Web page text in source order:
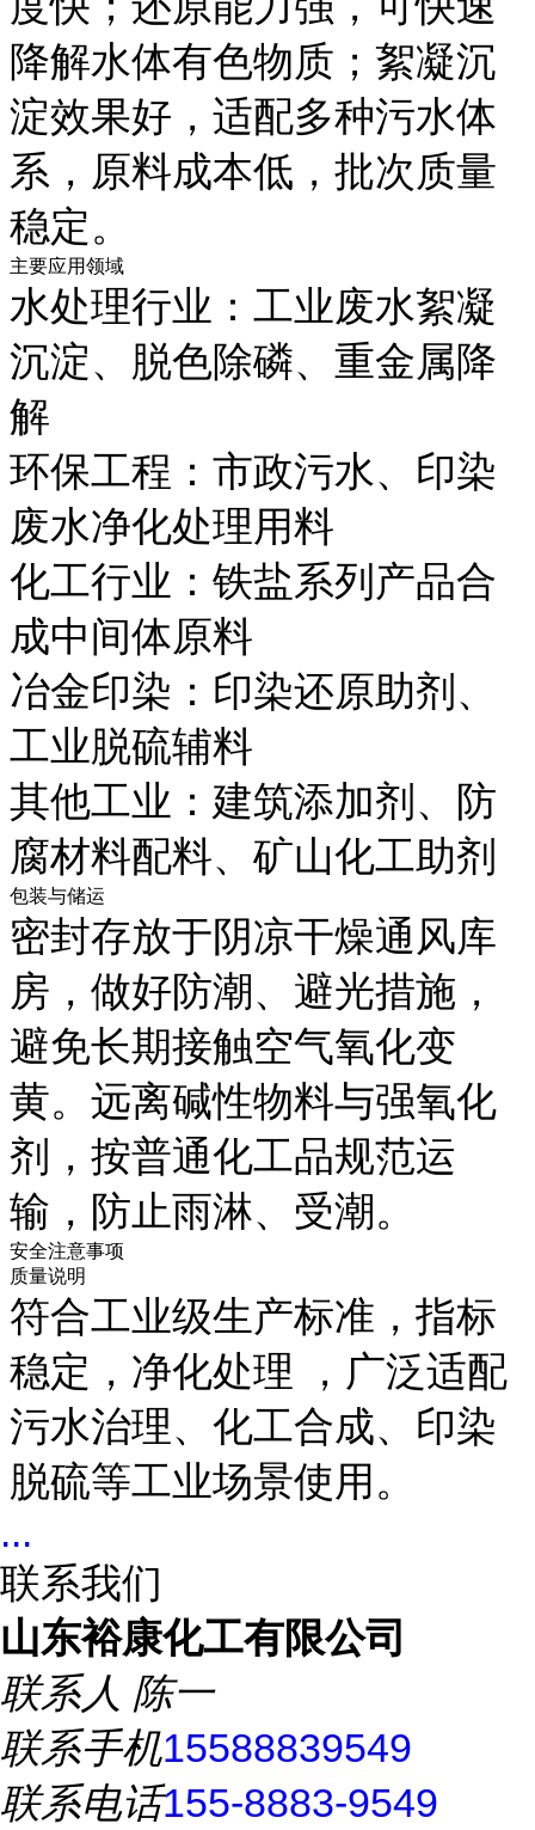
降解水体有色物质；絮凝沉
淀效果好，适配多种污水体
系，原料成本低，批次质量
稳定。
主要应用领域
水处理行业：工业废水絮凝
沉淀、脱色除磷、重金属降
解
环保工程：市政污水、印染
废水净化处理用料
化工行业：铁盐系列产品合
成中间体原料
冶金印染：印染还原助剂、
工业脱硫辅料
其他工业：建筑添加剂、防
腐材料配料、矿山化工助剂
包装与储运
密封存放于阴凉干燥通风库
房，做好防潮、避光措施，
避免长期接触空气氧化变
黄。远离碱性物料与强氧化
剂，按普通化工品规范运
输，防止雨淋、受潮。
安全注意事项
质量说明
符合工业级生产标准，指标
稳定，净化处理 ，广泛适配
污水治理、化工合成、印染
脱硫等工业场景使用。
...
联系我们
山东裕康化工有限公司
联系人 陈一
联系手机15588839549
联系电话155-8883-9549